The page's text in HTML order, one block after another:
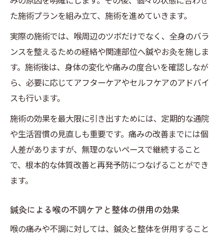
た施術プランを組み立て、施術を進めていきます。
実際の施術では、喉周辺のツボだけでなく、全身のバラ
ンスを整えるための経絡や関連部位へ鍼やお灸を施しま
す。施術後は、身体の変化や痛みの度合いを確認しなが
ら、必要に応じてアフターケアやセルフケアのアドバイ
スも行います。
施術の効果を最大限に引き出すためには、定期的な通院
や生活習慣の見直しも重要です。痛みの改善までには個
人差がありますが、無理のないペースで継続すること
で、根本的な体質改善と再発予防につなげることができ
ます。
鍼灸による喉の不調ケアと整体の併用の効果
喉の痛みや不調に対しては、鍼灸と整体を併用すること